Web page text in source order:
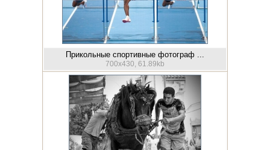
Прикольные спортивные фотограф ...
700x430, 61.89kb